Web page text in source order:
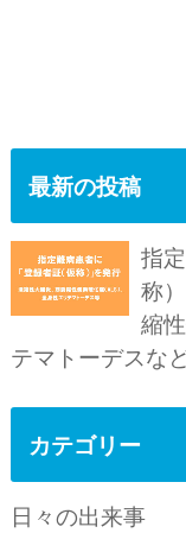
最新の投稿
指
称
縮
テマトーデスな
カテゴリー
日々の出来事